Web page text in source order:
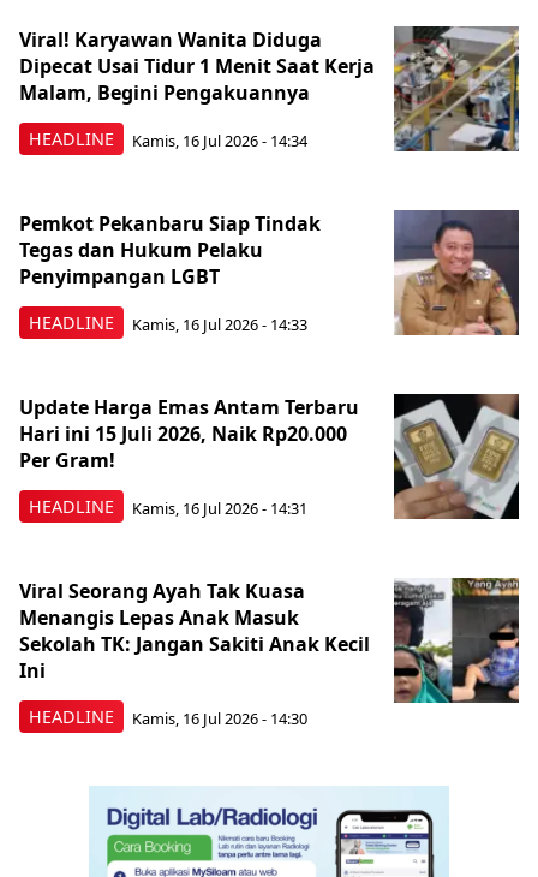
HEADLINE
Viral! Karyawan Wanita Diduga
Dipecat Usai Tidur 1 Menit Saat Kerja
Malam, Begini Pengakuannya
Kamis, 16 Jul 2026 - 14:34
HEADLINE
Pemkot Pekanbaru Siap Tindak
Tegas dan Hukum Pelaku
Penyimpangan LGBT
Kamis, 16 Jul 2026 - 14:33
HEADLINE
Update Harga Emas Antam Terbaru
Hari ini 15 Juli 2026, Naik Rp20.000
Per Gram!
Kamis, 16 Jul 2026 - 14:31
HEADLINE
Viral Seorang Ayah Tak Kuasa
Menangis Lepas Anak Masuk
Sekolah TK: Jangan Sakiti Anak Kecil
Ini
Kamis, 16 Jul 2026 - 14:30